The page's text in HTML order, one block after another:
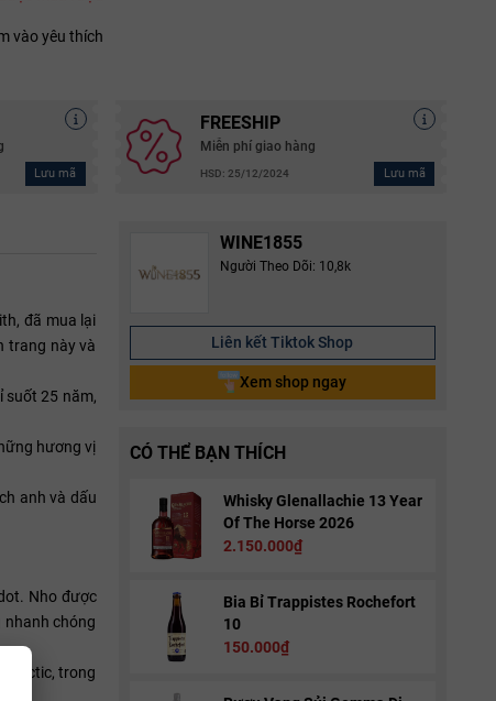
vào yêu thích
Lưu mã
FREESHIP
Miễn phí giao hàng
HSD: 25/12/2024 Lưu mã
WINE1855
Người Theo Dõi: 10,8k
Liên kết Tiktok Shop
Xem shop ngay
CÓ THỂ BẠN THÍCH
Whisky Glenallachie 13 Year
Of The Horse 2026
2.150.000₫
Bia Bỉ Trappistes Rochefort
10
150.000₫
đã mua lại
trang này và
suốt 25 năm,
hương vị
anh và dấu
Nho được
chóng
trong